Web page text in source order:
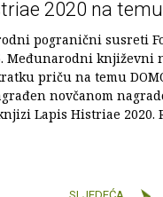
2020 na
pogranični susreti
Međunarodni književni
priču na temu
novčanom
Lapis Histriae 2020.